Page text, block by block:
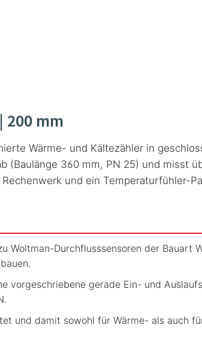
200 mm
Wärme- und Kältezähler in
(Baulänge 360 mm, PN 25) und misst
und ein Temperaturfühler-
Woltman-Durchflusssensoren der Bauart
vorgeschriebene gerade Ein- und
und damit sowohl für Wärme- als auch